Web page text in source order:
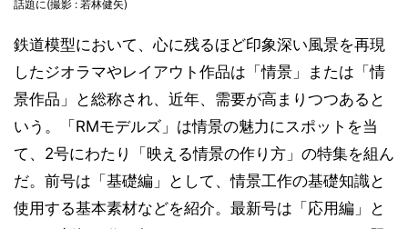
話題に(撮影 : 若林健矢)
鉄道模型において、心に残るほど印象深い風景を再現
したジオラマやレイアウト作品は「情景」または「情
景作品」と総称され、近年、需要が高まりつつあると
いう。「RMモデルズ」は情景の魅力にスポットを当
て、2号にわたり「映える情景の作り方」の特集を組ん
だ。前号は「基礎編」として、情景工作の基礎知識と
使用する基本素材などを紹介。最新号は「応用編」と